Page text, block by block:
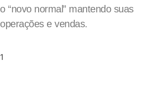
o “novo normal” mantendo suas
operações e vendas.